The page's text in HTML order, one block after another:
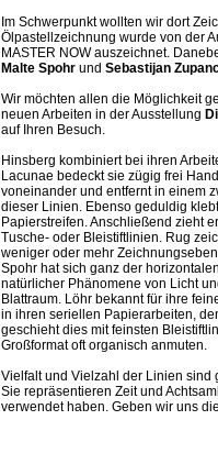
Im Schwerpunkt wollten wir dort
Ölpastellzeichnung wurde von der
MASTER NOW auszeichnet.
Malte Spohr und Sebastijan
Wir möchten allen die Möglichkeit
neuen Arbeiten in der Ausstellung
auf Ihren Besuch.
Hinsberg kombiniert bei ihren
Lacunae bedeckt sie zügig frei
voneinander und entfernt in einem
dieser Linien. Ebenso geduldig
Papierstreifen. Anschließend zieht
Tusche- oder Bleistiftlinien. Rug
weniger oder mehr
Spohr hat sich ganz der
natürlicher Phänomene von Licht
Blattraum. Löhr bekannt für ihre
in ihren seriellen Papierarbeiten,
geschieht dies mit feinsten
Großformat oft organisch anmuten.
Vielfalt und Vielzahl der Linien sind
Sie repräsentieren Zeit und
verwendet haben. Geben wir uns